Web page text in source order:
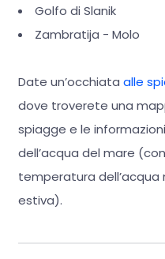
Golfo di Slanik
Zambratija - Molo
Date un’occhiata alle
dove troverete una
spiagge e le
dell’acqua del mare
temperatura
estiva).